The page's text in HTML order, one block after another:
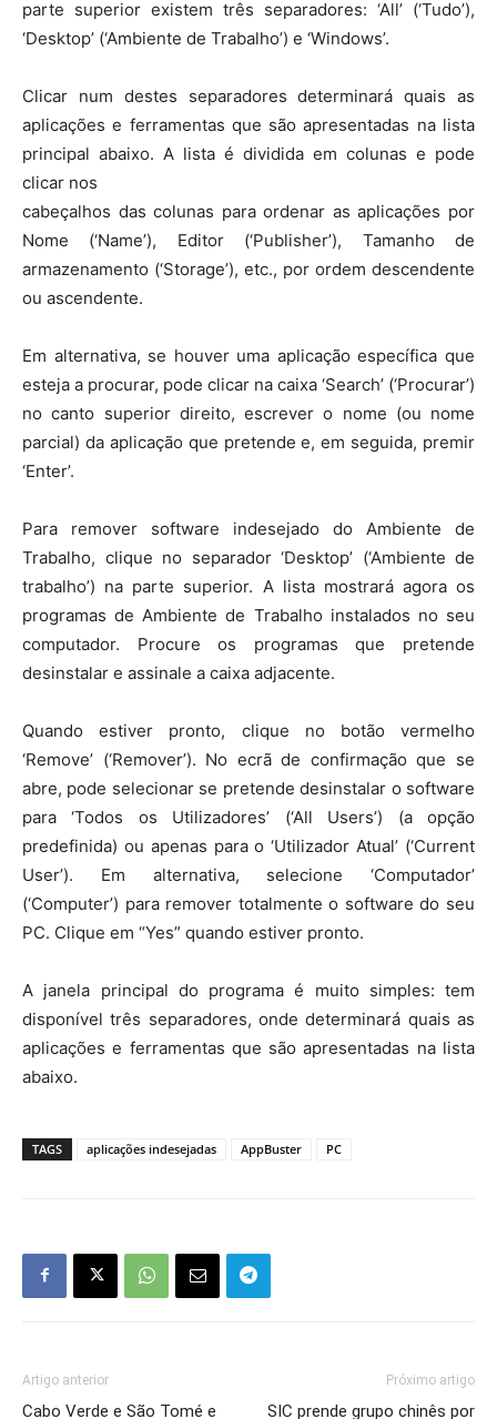
parte superior existem três separadores: ‘All’ (‘Tudo’),
‘Desktop’ (‘Ambiente de Trabalho’) e ‘Windows’.
Clicar num destes separadores determinará quais as
aplicações e ferramentas que são apresentadas na lista
principal abaixo. A lista é dividida em colunas e pode
clicar nos
cabeçalhos das colunas para ordenar as aplicações por
Nome (‘Name’), Editor (‘Publisher’), Tamanho de
armazenamento (‘Storage’), etc., por ordem descendente
ou ascendente.
Em alternativa, se houver uma aplicação específica que
esteja a procurar, pode clicar na caixa ‘Search’ (‘Procurar’)
no canto superior direito, escrever o nome (ou nome
parcial) da aplicação que pretende e, em seguida, premir
‘Enter’.
Para remover software indesejado do Ambiente de
Trabalho, clique no separador ‘Desktop’ (‘Ambiente de
trabalho’) na parte superior. A lista mostrará agora os
programas de Ambiente de Trabalho instalados no seu
computador. Procure os programas que pretende
desinstalar e assinale a caixa adjacente.
Quando estiver pronto, clique no botão vermelho
‘Remove’ (‘Remover’). No ecrã de confirmação que se
abre, pode selecionar se pretende desinstalar o software
para ‘Todos os Utilizadores’ (‘All Users’) (a opção
predefinida) ou apenas para o ‘Utilizador Atual’ (‘Current
User’). Em alternativa, selecione ‘Computador’
(‘Computer’) para remover totalmente o software do seu
PC. Clique em “Yes” quando estiver pronto.
A janela principal do programa é muito simples: tem
disponível três separadores, onde determinará quais as
aplicações e ferramentas que são apresentadas na lista
abaixo.
TAGS aplicações indesejadas AppBuster PC
Artigo anterior
Cabo Verde e São Tomé e
Próximo artigo
SIC prende grupo chinês por